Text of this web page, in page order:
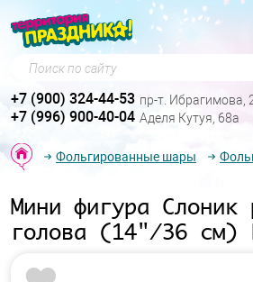
Поиск по сайту
+7 (900) 324-44-53 пр-т. Ибрагимова,
+7 (996) 900-40-04 Аделя Кутуя, 68а
Фольгированные шары
Мини фигура Слоник
голова (14"/36 см)